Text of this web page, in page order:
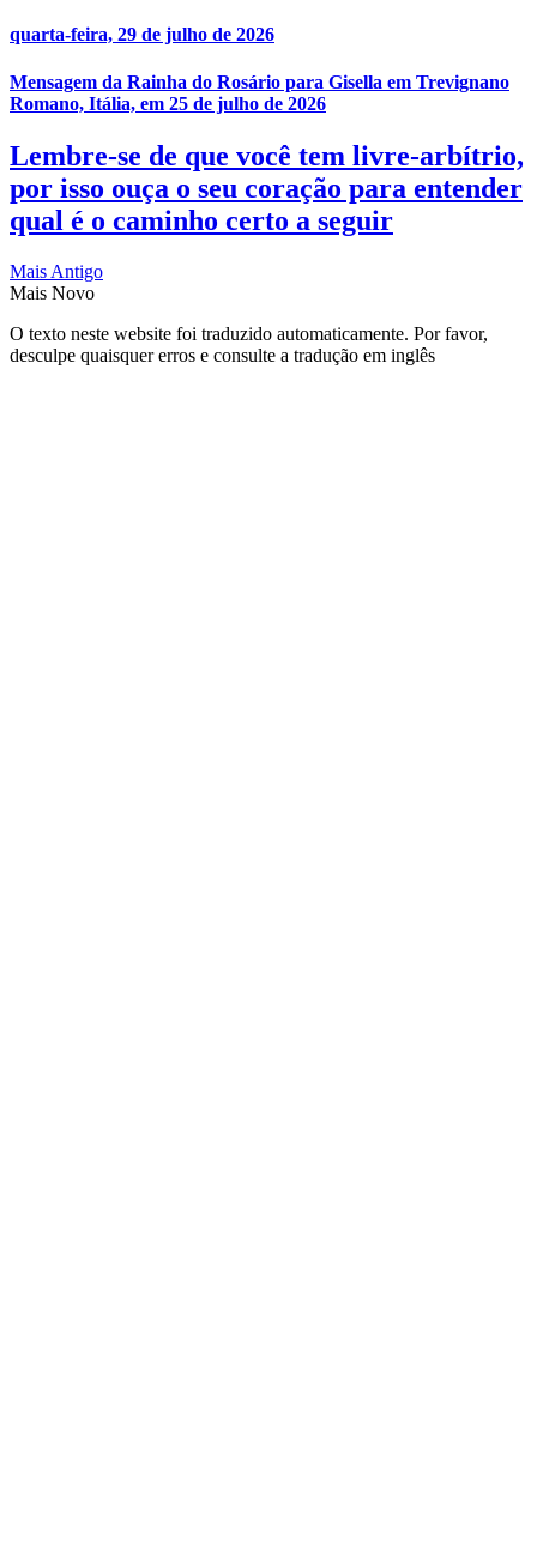
quarta-feira, 29 de julho de 2026
Mensagem da Rainha do Rosário para Gisella em Trevignano
Romano, Itália, em 25 de julho de 2026
Lembre-se de que você tem livre-arbítrio,
por isso ouça o seu coração para entender
qual é o caminho certo a seguir
Mais Antigo
Mais Novo
O texto neste website foi traduzido automaticamente. Por favor,
desculpe quaisquer erros e consulte a tradução em inglês